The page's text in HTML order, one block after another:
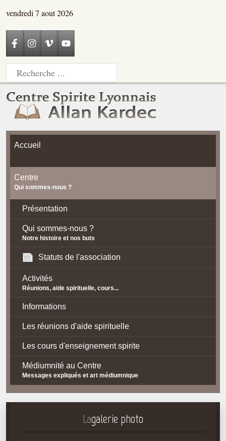
vendredi 7 aout 2026
Accueil
Centre
Qui sommes-nous ?
Présentation
Qui sommes-nous ?
Notre histoire et nos buts
Statuts de l'association
Activités
Réunions, aide spirituelle, cours...
Informations
Les réunions d'aide spirituelle
Les cours d'enseignement spirite
Médiumnité au Centre
Messages expliqués et art médiumnique
Contact / Accès
Plan d'accèsLagalerie photo